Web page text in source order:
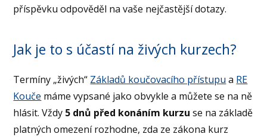
příspěvku odpověděl na vaše nejčastější dotazy.
Jak je to s účastí na živých kurzech?
Termíny „živých“ Základů koučovacího přístupu a RE
Kouče máme vypsané jako obvykle a můžete se na ně
hlásit. Vždy 5 dnů před konáním kurzu se na základě
platných omezení rozhodne, zda ze zákona kurz